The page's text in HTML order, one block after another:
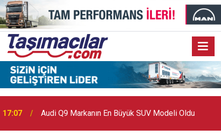
17:03 Toyota Otomotiv Sanayi Türkiye Üretime Ara Veriyor